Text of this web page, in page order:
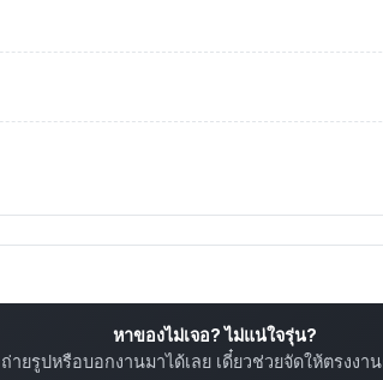
หาของไม่เจอ? ไม่แน่ใจรุ่น?
ถ่ายรูปหรือบอกงานมาได้เลย เดี๋ยวช่วยจัดให้ตรงงา